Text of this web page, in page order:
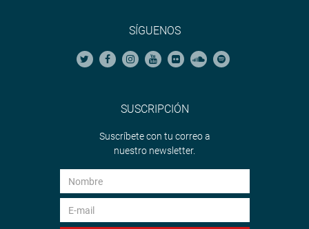
SÍGUENOS
SUSCRIPCIÓN
Suscríbete con tu correo a
nuestro newsletter.